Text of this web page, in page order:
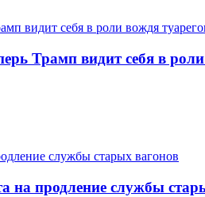
Трамп видит себя в
на продление службы